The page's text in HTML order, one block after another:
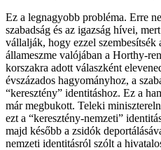
Ez a legnagyobb probléma. Erre
szabadság és az igazság hívei,
vállalják, hogy ezzel szembesítsék
állameszme valójában a Horthy-
korszakra adott válaszként
évszázados hagyományhoz, a
“keresztény” identitáshoz. Ez a
már megbukott. Teleki
ezt a “keresztény-nemzeti”
majd később a zsidók
nemzeti identitásról szólt a